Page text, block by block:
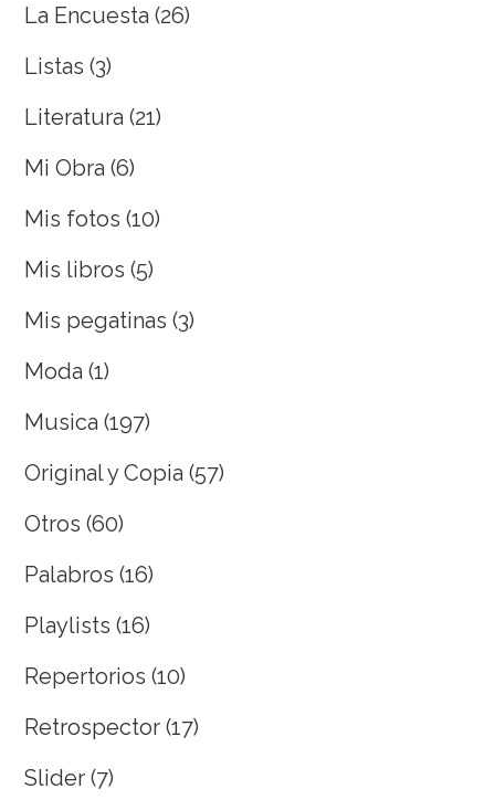
La Encuesta (26)
Listas (3)
Literatura (21)
Mi Obra (6)
Mis fotos (10)
Mis libros (5)
Mis pegatinas (3)
Moda (1)
Musica (197)
Original y Copia (57)
Otros (60)
Palabros (16)
Playlists (16)
Repertorios (10)
Retrospector (17)
Slider (7)